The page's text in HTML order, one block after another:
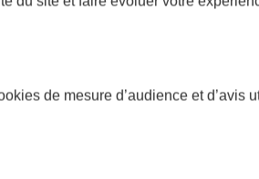
de mesure d’audience et d’avis